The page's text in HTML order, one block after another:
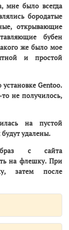
мне было всегда
бородатые
открывающие
бубен
же было мое
и простой
Gentoo.
не получилось,
на пустой
удалены.
с сайта
на флешку. При
затем после